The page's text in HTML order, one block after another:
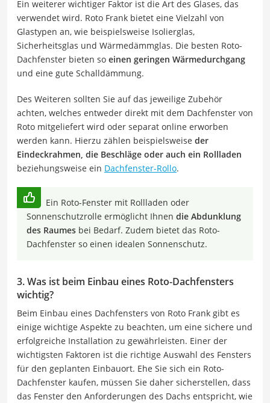
Ein weiterer wichtiger Faktor ist die Art des Glases, das
verwendet wird. Roto Frank bietet eine Vielzahl von
Glastypen an, wie beispielsweise Isolierglas,
Sicherheitsglas und Wärmedämmglas. Die besten Roto-
Dachfenster bieten so einen geringen Wärmedurchgang
und eine gute Schalldämmung.
Des Weiteren sollten Sie auf das jeweilige Zubehör
achten, welches entweder direkt mit dem Dachfenster von
Roto mitgeliefert wird oder separat online erworben
werden kann. Hierzu zählen beispielsweise der
Eindeckrahmen, die Beschläge oder auch ein Rollladen
beziehungsweise ein Dachfenster-Rollo.
Ein Roto-Fenster mit Rollladen oder
Sonnenschutzrolle ermöglicht Ihnen die Abdunklung
des Raumes bei Bedarf. Zudem bietet das Roto-
Dachfenster so einen idealen Sonnenschutz.
3. Was ist beim Einbau eines Roto-Dachfensters
wichtig?
Beim Einbau eines Dachfensters von Roto Frank gibt es
einige wichtige Aspekte zu beachten, um eine sichere und
erfolgreiche Installation zu gewährleisten. Einer der
wichtigsten Faktoren ist die richtige Auswahl des Fensters
für den geplanten Einbauort. Ehe Sie sich ein Roto-
Dachfenster kaufen, müssen Sie daher sicherstellen, dass
das Fenster den Anforderungen des Dachs entspricht, wie